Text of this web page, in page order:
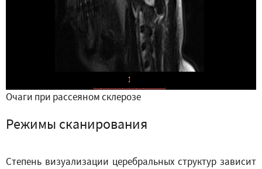
Очаги при рассеяном склерозе
Режимы сканирования
Степень визуализации церебральных структур зависит